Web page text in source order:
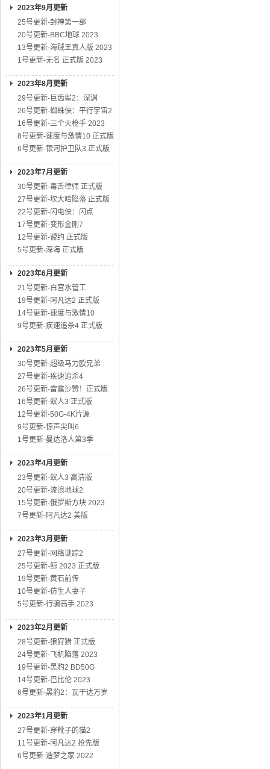
2023年9月更新
25号更新-封神第一部
20号更新-BBC地球 2023
13号更新-海贼王真人版 2023
1号更新-无名 正式版 2023
2023年8月更新
29号更新-巨齿鲨2：深渊
26号更新-蜘蛛侠：平行宇宙2
16号更新-三个火枪手 2023
8号更新-速度与激情10 正式版
6号更新-银河护卫队3 正式版
2023年7月更新
30号更新-毒舌律师 正式版
27号更新-坎大哈陷落 正式版
22号更新-闪电侠：闪点
17号更新-变形金刚7
12号更新-盟约 正式版
5号更新-深海 正式版
2023年6月更新
21号更新-白宫水管工
19号更新-阿凡达2 正式版
14号更新-速度与激情10
9号更新-疾速追杀4 正式版
2023年5月更新
30号更新-超级马力欧兄弟
27号更新-疾速追杀4
26号更新-雷霆沙赞！正式版
16号更新-蚁人3 正式版
12号更新-50G-4K片源
9号更新-惊声尖叫6
1号更新-曼达洛人第3季
2023年4月更新
23号更新-蚁人3 高清版
20号更新-流浪地球2
15号更新-俄罗斯方块 2023
7号更新-阿凡达2 美版
2023年3月更新
27号更新-网络谜踪2
25号更新-鲸 2023 正式版
19号更新-黄石前传
10号更新-仿生人妻子
5号更新-行骗高手 2023
2023年2月更新
28号更新-狼狩猎 正式版
24号更新-飞机陷落 2023
19号更新-黑豹2 BD50G
14号更新-巴比伦 2023
6号更新-黑豹2：瓦干达万岁
2023年1月更新
27号更新-穿靴子的猫2
11号更新-阿凡达2 抢先版
6号更新-造梦之家 2022